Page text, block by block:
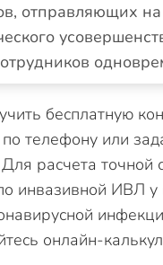
отправляющих
бесплатную
телефону или
расчета точной
инвазивной ИВЛ у
онлайн-